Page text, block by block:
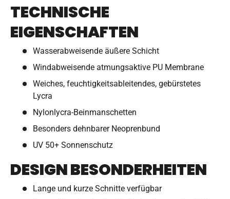
TECHNISCHE
EIGENSCHAFTEN
Wasserabweisende äußere Schicht
Windabweisende atmungsaktive PU Membrane
Weiches, feuchtigkeitsableitendes, gebürstetes
Lycra
Nylonlycra-Beinmanschetten
Besonders dehnbarer Neoprenbund
UV 50+ Sonnenschutz
DESIGN BESONDERHEITEN
Lange und kurze Schnitte verfügbar